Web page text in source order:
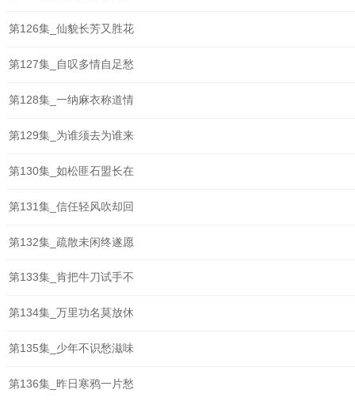
第126集_仙貌长芳又胜花
第127集_自叹多情自足愁
第128集_一纳麻衣称道情
第129集_为谁须去为谁来
第130集_如松匪石盟长在
第131集_信任轻风吹却回
第132集_疏散未闲终遂愿
第133集_肯把牛刀试手不
第134集_万里功名莫放休
第135集_少年不识愁滋味
第136集_昨日寒鸦一片愁